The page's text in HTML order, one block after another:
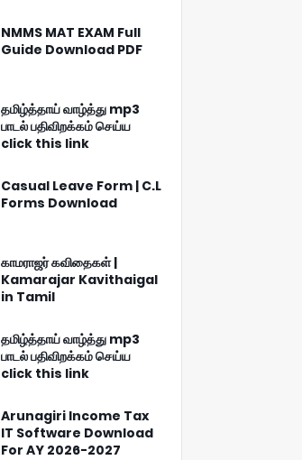
NMMS MAT EXAM Full
Guide Download PDF
தமிழ்த்தாய் வாழ்த்து mp3
பாடல் பதிவிறக்கம் செய்ய
click this link
Casual Leave Form | C.L
Forms Download
காமராஜர் கவிதைகள் |
Kamarajar Kavithaigal
in Tamil
தமிழ்த்தாய் வாழ்த்து mp3
பாடல் பதிவிறக்கம் செய்ய
click this link
Arunagiri Income Tax
IT Software Download
For AY 2026-2027